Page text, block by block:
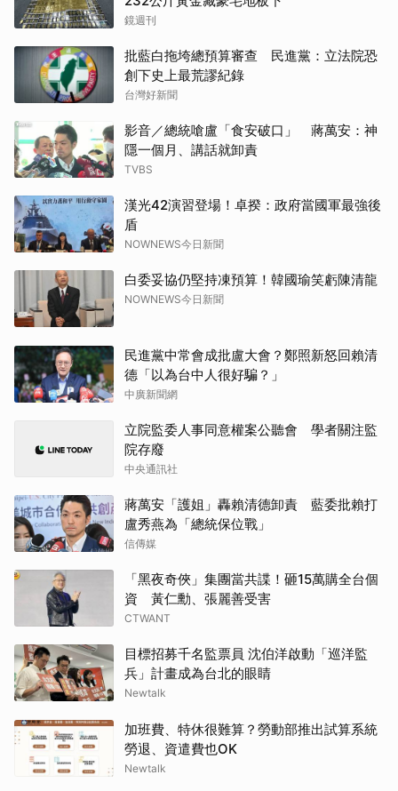
鏡週刊
批藍白拖垮總預算審查 民進黨：立法院恐
創下史上最荒謬紀錄
台灣好新聞
影音／總統嗆盧「食安破口」 蔣萬安：神
隱一個月、講話就卸責
TVBS
漢光42演習登場！卓揆：政府當國軍最強後
盾
NOWNEWS今日新聞
白委妥協仍堅持凍預算！韓國瑜笑虧陳清龍
NOWNEWS今日新聞
民進黨中常會成批盧大會？鄭照新怒回賴清
德「以為台中人很好騙？」
中廣新聞網
立院監委人事同意權案公聽會 學者關注監
院存廢
中央通訊社
蔣萬安「護姐」轟賴清德卸責 藍委批賴打
盧秀燕為「總統保位戰」
信傳媒
「黑夜奇俠」集團當共諜！砸15萬購全台個
資 黃仁勳、張麗善受害
CTWANT
目標招募千名監票員 沈伯洋啟動「巡洋監
兵」計畫成為台北的眼睛
Newtalk
加班費、特休很難算？勞動部推出試算系統
勞退、資遣費也OK
Newtalk